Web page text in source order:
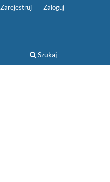
Szukaj
Zarejestruj Zaloguj